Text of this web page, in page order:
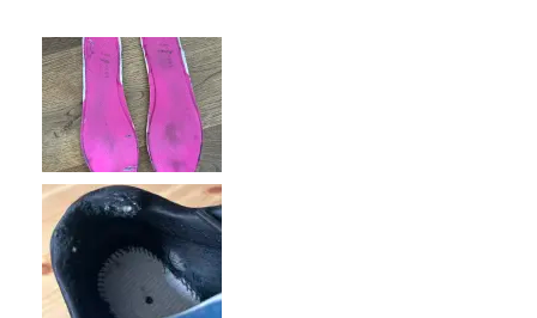
Attraktives Design
Hübsch
Nachteile
Nutzen schnell ab
Unbequem
Geeignete Verwendung